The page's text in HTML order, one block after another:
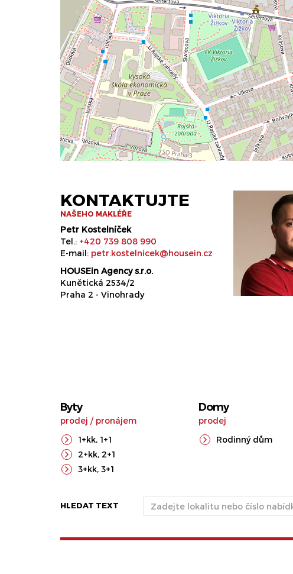
KONTAKTUJTE
NAŠEHO MAKLÉŘE
Petr Kostelníček
Tel.: +420 739 808 990
E-mail: petr.kostelnicek@housein.cz
HOUSEin Agency s.r.o.
Kunětická 2534/2
Praha 2 - Vinohrady
Byty
prodej / pronájem
1+kk, 1+1
2+kk, 2+1
3+kk, 3+1
Domy
prodej
Rodinný dům
HLEDAT TEXT